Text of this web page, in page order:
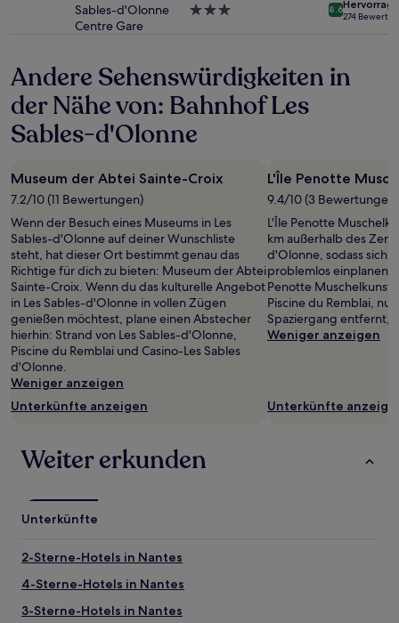
Sables-d'Olonne
Centre Gare
3.0-
8.6
274
Andere Sehenswürdigkeiten in
der Nähe von: Bahnhof Les
Sables-d'Olonne
Museum der Abtei Sainte-Croix
7.2/10 (11 Bewertungen)
Wenn der Besuch eines Museums in Les
Sables-d'Olonne auf deiner Wunschliste
steht, hat dieser Ort bestimmt genau das
Richtige für dich zu bieten: Museum der Abtei
Sainte-Croix. Wenn du das kulturelle Angebot
in Les Sables-d'Olonne in vollen Zügen
genießen möchtest, plane einen Abstecher
hierhin: Strand von Les Sables-d'Olonne,
Piscine du Remblai und Casino-Les Sables
d'Olonne.
Weniger anzeigen
Unterkünfte anzeigen
L'Île Penotte
9.4/10 (3 Bewertungen)
L'Île Penotte
km außerhalb des
d'Olonne, sodass sich
problemlos einplanen
Penotte Muschelkunst
Piscine du Remblai,
Spaziergang entfernt,
Weniger anzeigen
Unterkünfte
Weiter erkunden
Unterkünfte
2-Sterne-Hotels in Nantes
4-Sterne-Hotels in Nantes
3-Sterne-Hotels in Nantes